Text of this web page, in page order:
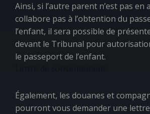
Ainsi, si l’autre parent n’est pas en
collabore pas à l’obtention du
l’enfant, il sera possible de
devant le Tribunal pour
le passeport de l’enfant.
Également, les douanes et
pourront vous demander une